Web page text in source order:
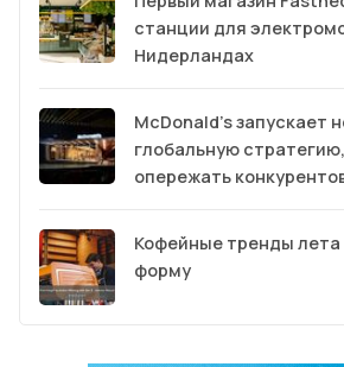
станции для
Нидерландах
McDonald’s запускает
глобальную
опережать
Кофейные тренды
форму